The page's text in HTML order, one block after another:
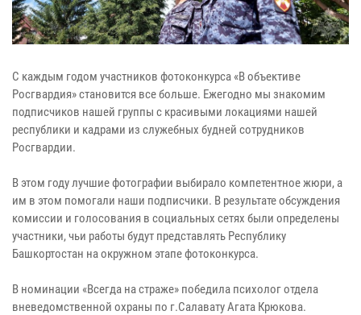
С каждым годом участников фотоконкурса «В объективе
Росгвардия» становится все больше. Ежегодно мы знакомим
подписчиков нашей группы с красивыми локациями нашей
республики и кадрами из служебных будней сотрудников
Росгвардии.
В этом году лучшие фотографии выбирало компетентное жюри, а
им в этом помогали наши подписчики. В результате обсуждения
комиссии и голосования в социальных сетях были определены
участники, чьи работы будут представлять Республику
Башкортостан на окружном этапе фотоконкурса.
В номинации «Всегда на страже» победила психолог отдела
вневедомственной охраны по г.Салавату Агата Крюкова.